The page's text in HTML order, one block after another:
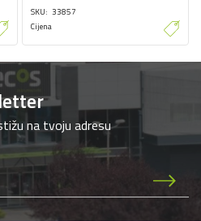
SKU 33857
Cijena
na tvoju adresu